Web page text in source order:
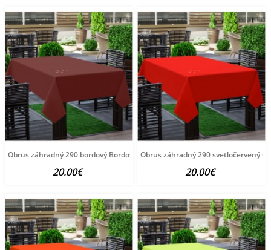
Obrus záhradný 290 bordový Bordová 120 x 160 cm
20.00€
Obrus záhradný 290 svetločervený
20.00€